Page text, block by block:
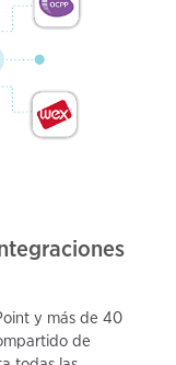
y más de 40
de